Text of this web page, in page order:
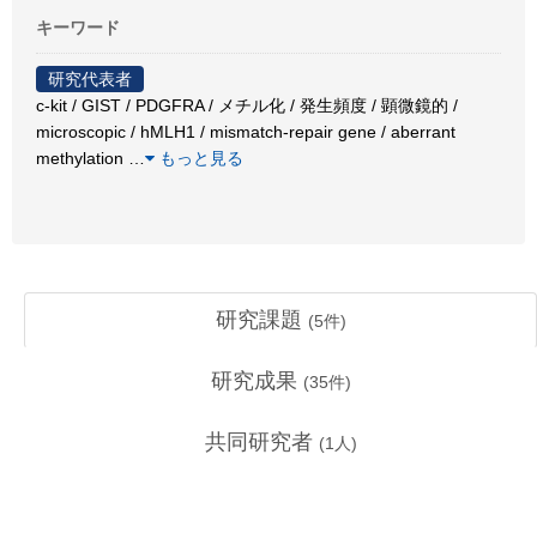
キーワード
研究代表者
c-kit / GIST / PDGFRA / メチル化 / 発生頻度 / 顕微鏡的 /
microscopic / hMLH1 / mismatch-repair gene / aberrant
methylation
もっと見る
研究課題 (5件)
研究成果 (35件)
共同研究者 (1 人)